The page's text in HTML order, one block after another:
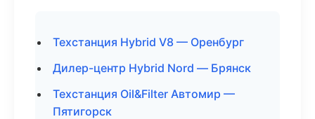
Техстанция Hybrid V8 — Оренбург
Дилер-центр Hybrid Nord — Брянск
Техстанция Oil&Filter Автомир —
Пятигорск